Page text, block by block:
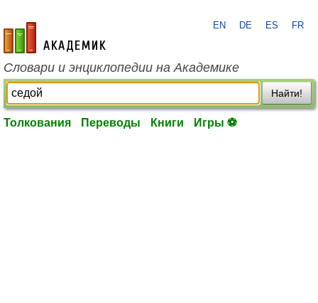
academic.ru
EN DE ES FR
Словари и энциклопедии на Академике
Найти!
Толкования Переводы Книги Игры ⚽